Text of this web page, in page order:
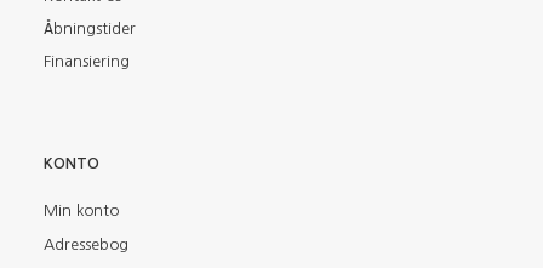
Åbningstider
Finansiering
KONTO
Min konto
Adressebog